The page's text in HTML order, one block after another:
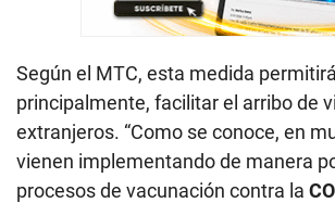
Según el MTC, esta medida
principalmente, facilitar el arribo de
extranjeros. “Como se conoce, en
vienen implementando de manera
procesos de vacunación contra la